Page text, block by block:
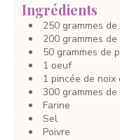
Ingrédients
250 grammes
200 grammes
50 grammes de
1 oeuf
1 pincée de noix
300 grammes
Farine
Sel
Poivre